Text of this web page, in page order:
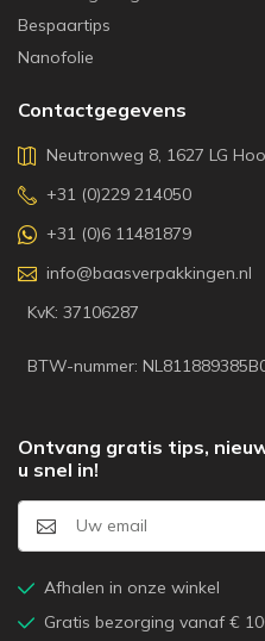
Bespaartips
Nanofolie
Contactgegevens
Neutronweg 8, 1627 LG
+31 (0)229 214050
+31 (0)6 11481879
info@baasverpakkingen.nl
KvK: 37106287
BTW-nummer:
Ontvang gratis tips,
u snel in!
Afhalen in onze winkel
Gratis bezorging vanaf €